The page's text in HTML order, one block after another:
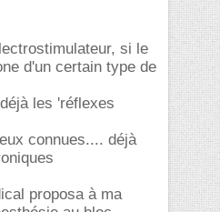
si le
d'un certain type de
les 'réflexes
connues.... déjà
proposa à ma